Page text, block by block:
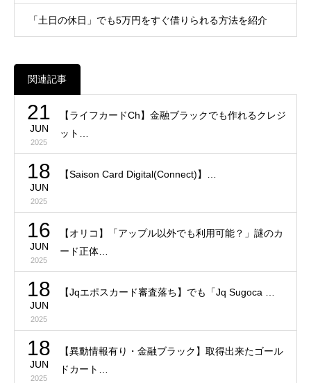
「土日の休日」でも5万円をすぐ借りられる方法を紹介
関連記事
21
JUN
2025
【ライフカードCh】金融ブラックでも作れるクレジ
ット…
18
JUN
2025
【Saison Card Digital(Connect)】…
16
JUN
2025
【オリコ】「アップル以外でも利用可能？」謎のカ
ード正体…
18
JUN
2025
【Jqエポスカード審査落ち】でも「Jq Sugoca …
18
JUN
2025
【異動情報有り・金融ブラック】取得出来たゴール
ドカート…